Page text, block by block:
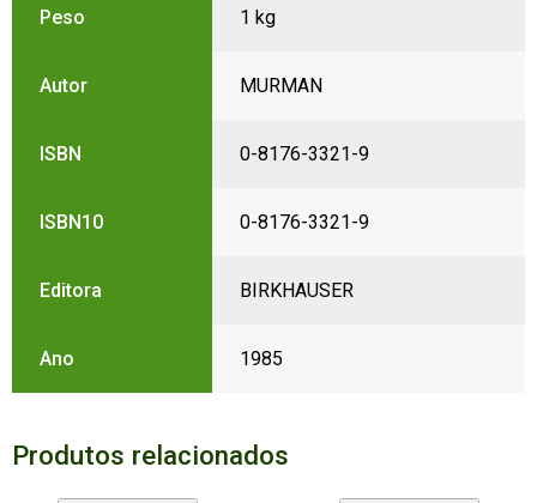
Peso 1 kg
Autor MURMAN
ISBN 0-8176-3321-9
ISBN10 0-8176-3321-9
Editora BIRKHAUSER
Ano 1985
Produtos relacionados